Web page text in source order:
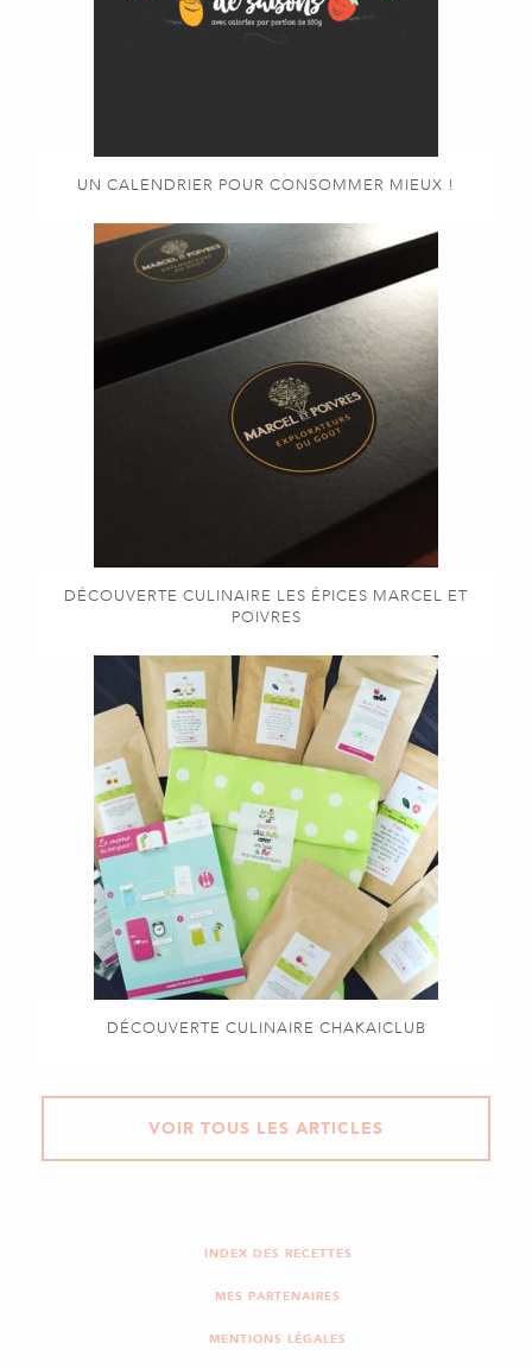
UN CALENDRIER POUR CONSOMMER MIEUX !
DÉCOUVERTE CULINAIRE LES ÉPICES MARCEL ET
POIVRES
DÉCOUVERTE CULINAIRE CHAKAICLUB
VOIR TOUS LES ARTICLES
INDEX DES RECETTES
MES PARTENAIRES
MENTIONS LÉGALES